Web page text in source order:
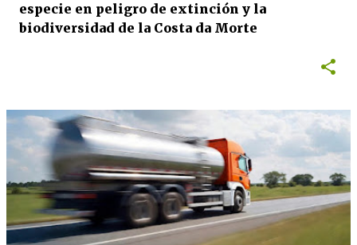
especie en peligro de extinción y la
biodiversidad de la Costa da Morte